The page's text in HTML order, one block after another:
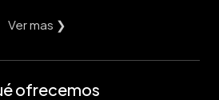
Ver mas ❯
ofrecemos